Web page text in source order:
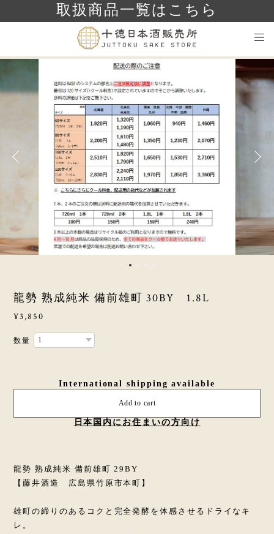
取扱商品一覧はこちら
龍勢 熟成純米 備前雄町 30BY 1.8L
¥3,850
数量
International shipping available
Add to cart
日本国内にお住まいの方向け
龍勢 熟成純米 備前雄町 29BY
【藤井酒造 広島県竹原市本町】
雄町の締りのあるコクと完全発酵を体感させるドライなキ
レ。